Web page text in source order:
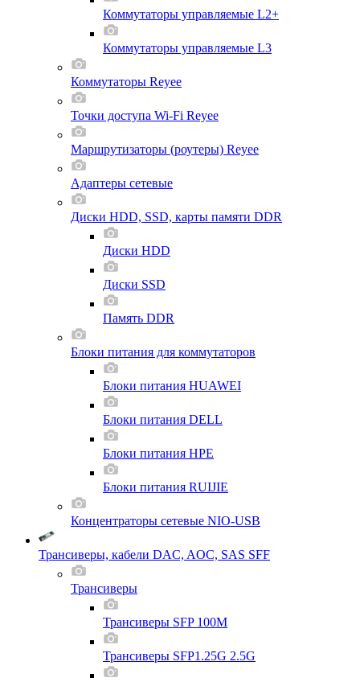
Коммутаторы управляемые L2+
Коммутаторы управляемые L3
Коммутаторы Reyee
Точки доступа Wi-Fi Reyee
Маршрутизаторы (роутеры) Reyee
Адаптеры сетевые
Диски HDD, SSD, карты памяти DDR
Диски HDD
Диски SSD
Память DDR
Блоки питания для коммутаторов
Блоки питания HUAWEI
Блоки питания DELL
Блоки питания HPE
Блоки питания RUIJIE
Концентраторы сетевые NIO-USB
Трансиверы, кабели DAC, AOC, SAS SFF
Трансиверы
Трансиверы SFP 100M
Трансиверы SFP1.25G 2.5G